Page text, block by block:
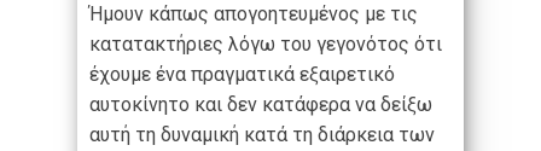
Ήμουν κάπως απογοητευμένος με τις
κατατακτήριες λόγω του γεγονότος ότι
έχουμε ένα πραγματικά εξαιρετικό
αυτοκίνητο και δεν κατάφερα να δείξω
αυτή τη δυναμική κατά τη διάρκεια των